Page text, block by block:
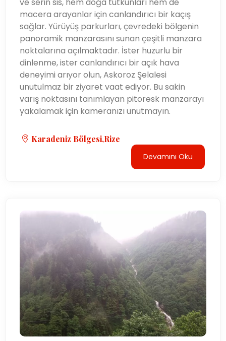
macera arayanlar için canlandırıcı bir kaçış
sağlar. Yürüyüş parkurları, çevredeki bölgenin
panoramik manzarasını sunan çeşitli manzara
noktalarına açılmaktadır. İster huzurlu bir
dinlenme, ister canlandırıcı bir açık hava
deneyimi arıyor olun, Askoroz Şelalesi
unutulmaz bir ziyaret vaat ediyor. Bu sakin
varış noktasını tanımlayan pitoresk manzarayı
yakalamak için kameranızı unutmayın.
Karadeniz Bölgesi,Rize
Devamını Oku